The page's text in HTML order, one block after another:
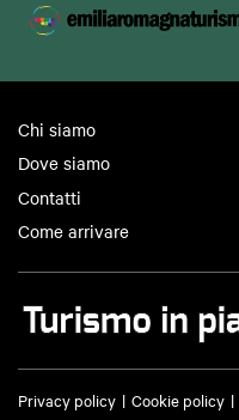
Chi siamo
Dove siamo
Contatti
Come arrivare
Privacy policy Cookie policy